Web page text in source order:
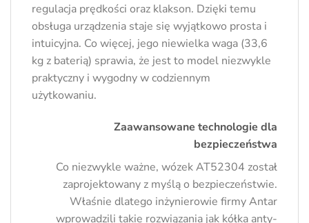
regulacja prędkości oraz klakson. Dzięki temu
obsługa urządzenia staje się wyjątkowo prosta i
intuicyjna. Co więcej, jego niewielka waga (33,6
kg z baterią) sprawia, że jest to model niezwykle
praktyczny i wygodny w codziennym
użytkowaniu.
Zaawansowane technologie dla
bezpieczeństwa
Co niezwykle ważne, wózek AT52304 został
zaprojektowany z myślą o bezpieczeństwie.
Właśnie dlatego inżynierowie firmy Antar
wprowadzili takie rozwiązania jak kółka anty-